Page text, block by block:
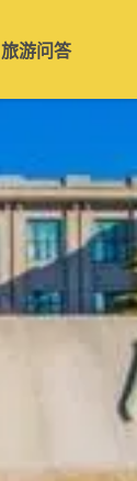
旅游问答